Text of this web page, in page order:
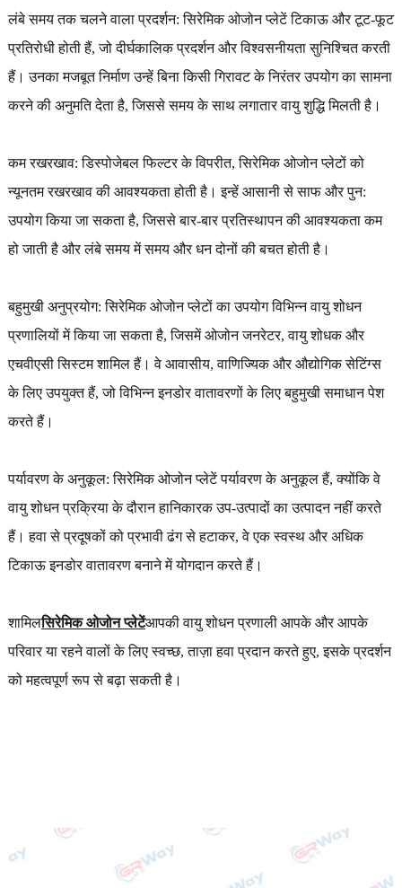
लंबे समय तक चलने वाला प्रदर्शन: सिरेमिक ओजोन प्लेटें टिकाऊ और टूट-फूट
प्रतिरोधी होती हैं, जो दीर्घकालिक प्रदर्शन और विश्वसनीयता सुनिश्चित करती
हैं। उनका मजबूत निर्माण उन्हें बिना किसी गिरावट के निरंतर उपयोग का सामना
करने की अनुमति देता है, जिससे समय के साथ लगातार वायु शुद्धि मिलती है।
कम रखरखाव: डिस्पोजेबल फिल्टर के विपरीत, सिरेमिक ओजोन प्लेटों को
न्यूनतम रखरखाव की आवश्यकता होती है। इन्हें आसानी से साफ और पुन:
उपयोग किया जा सकता है, जिससे बार-बार प्रतिस्थापन की आवश्यकता कम
हो जाती है और लंबे समय में समय और धन दोनों की बचत होती है।
बहुमुखी अनुप्रयोग: सिरेमिक ओजोन प्लेटों का उपयोग विभिन्न वायु शोधन
प्रणालियों में किया जा सकता है, जिसमें ओजोन जनरेटर, वायु शोधक और
एचवीएसी सिस्टम शामिल हैं। वे आवासीय, वाणिज्यिक और औद्योगिक सेटिंग्स
के लिए उपयुक्त हैं, जो विभिन्न इनडोर वातावरणों के लिए बहुमुखी समाधान पेश
करते हैं।
पर्यावरण के अनुकूल: सिरेमिक ओजोन प्लेटें पर्यावरण के अनुकूल हैं, क्योंकि वे
वायु शोधन प्रक्रिया के दौरान हानिकारक उप-उत्पादों का उत्पादन नहीं करते
हैं। हवा से प्रदूषकों को प्रभावी ढंग से हटाकर, वे एक स्वस्थ और अधिक
टिकाऊ इनडोर वातावरण बनाने में योगदान करते हैं।
शामिलसिरेमिक ओजोन प्लेटेंआपकी वायु शोधन प्रणाली आपके और आपके
परिवार या रहने वालों के लिए स्वच्छ, ताज़ा हवा प्रदान करते हुए, इसके प्रदर्शन
को महत्वपूर्ण रूप से बढ़ा सकती है।